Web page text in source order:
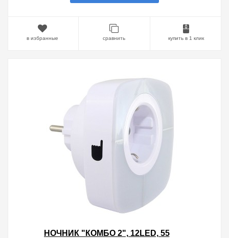
в избранные сравнить купить в 1 клик
НОЧНИК "КОМБО 2", 12LED, 55